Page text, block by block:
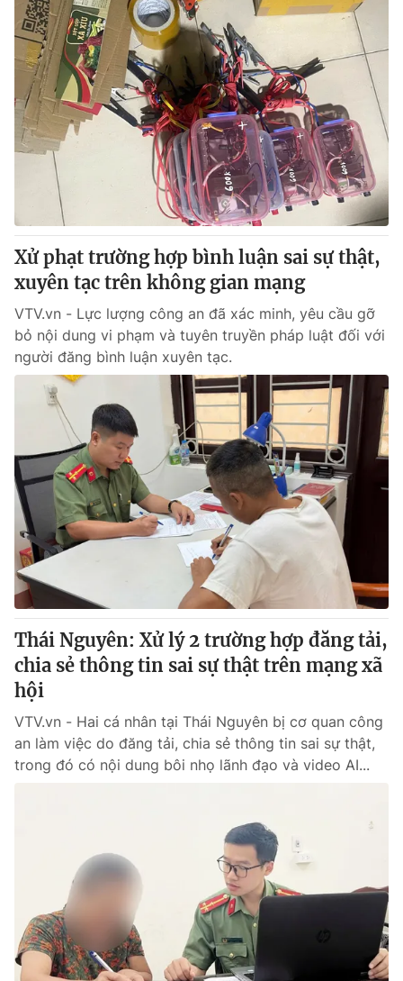
® Cấm sao chép dưới mọi hình thức nếu không có sự chấp
thông tin từ website này.
Xử phạt trường hợp bình luận sai sự thật,
xuyên tạc trên không gian mạng
VTV.vn - Lực lượng công an đã xác minh, yêu cầu gỡ
bỏ nội dung vi phạm và tuyên truyền pháp luật đối với
người đăng bình luận xuyên tạc.
Thái Nguyên: Xử lý 2 trường hợp đăng tải,
chia sẻ thông tin sai sự thật trên mạng xã
hội
VTV.vn - Hai cá nhân tại Thái Nguyên bị cơ quan công
an làm việc do đăng tải, chia sẻ thông tin sai sự thật,
trong đó có nội dung bôi nhọ lãnh đạo và video AI...